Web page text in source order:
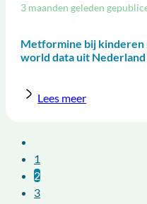
Metformine bij kinderen
world data uit Nederland
3 maanden geleden
Lees meer
1
2
3